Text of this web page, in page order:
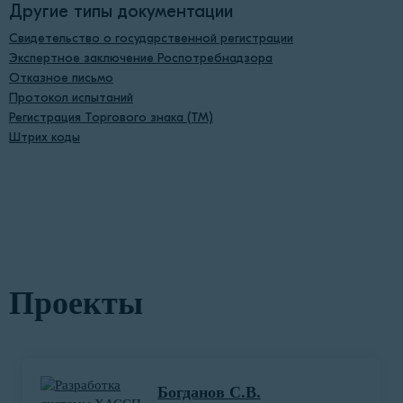
Другие типы документации
Свидетельство о государственной регистрации
Экспертное заключение Роспотребнадзора
Отказное письмо
Протокол испытаний
Регистрация Торгового знака (ТМ)
Штрих коды
Проекты
Богданов С.В.